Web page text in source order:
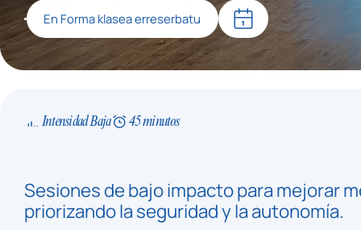
En Forma klasea erreserbatu
Intensidad Baja 45 minutos
Sesiones de bajo impacto para mejorar
priorizando la seguridad y la autonomía.